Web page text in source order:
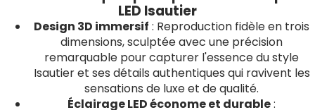
LED Isautier
Design 3D immersif : Reproduction fidèle en trois
dimensions, sculptée avec une précision
remarquable pour capturer l'essence du style
Isautier et ses détails authentiques qui ravivent les
sensations de luxe et de qualité.
Éclairage LED économe et durable: